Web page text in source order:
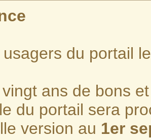
du portail
ans de bons
du portail sera
version au 1er